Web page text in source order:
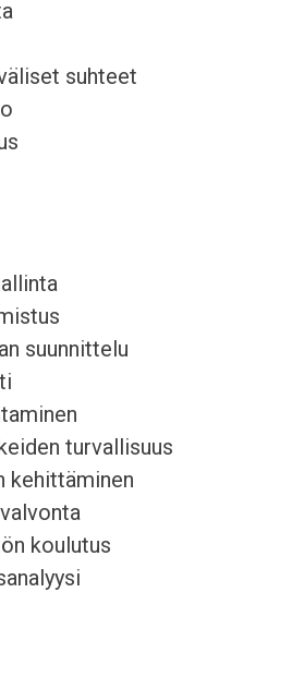
suhteet
suunnittelu
turvallisuus
kehittäminen
koulutus